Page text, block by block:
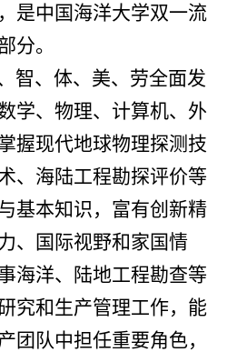
是中国海洋大学双一流
分。
智、体、美、劳全面发
学、物理、计算机、外
握现代地球物理探测技
、海陆工程勘探评价等
基本知识，富有创新精
、国际视野和家国情
海洋、陆地工程勘查等
究和生产管理工作，能
团队中担任重要角色，